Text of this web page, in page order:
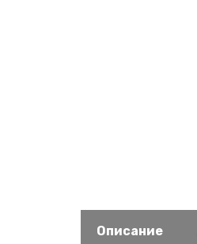
Описание